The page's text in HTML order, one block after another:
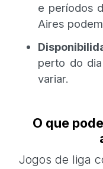
e períodos
Aires
perto do
variar.
O que
Jogos de liga